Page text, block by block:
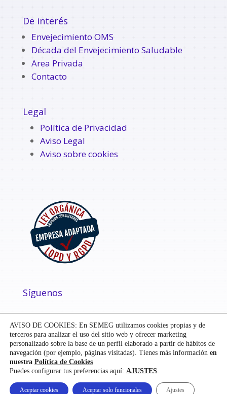
De interés
Envejecimiento OMS
Década del Envejecimiento Saludable
Area Privada
Contacto
Legal
Política de Privacidad
Aviso Legal
Aviso sobre cookies
Síguenos
Diseñado y desarrollado porMensaje| ©SEMEG
AVISO DE COOKIES: En SEMEG utilizamos cookies propias y de
terceros para analizar el uso del sitio web y ofrecer marketing
personalizado sobre la base de un perfil elaborado a partir de hábitos de
navegación (por ejemplo, páginas visitadas). Tienes más información en
nuestra Política de Cookies
Puedes configurar tus preferencias aquí: AJUSTES.
Aceptar cookies Aceptar solo funcionales Ajustes